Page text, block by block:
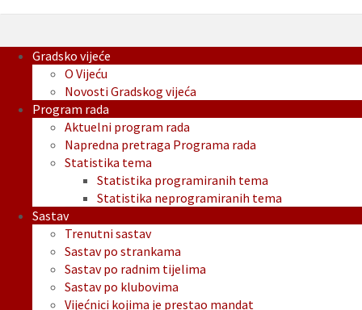
Gradsko vijeće
O Vijeću
Novosti Gradskog vijeća
Program rada
Aktuelni program rada
Napredna pretraga Programa rada
Statistika tema
Statistika programiranih tema
Statistika neprogramiranih tema
Sastav
Trenutni sastav
Sastav po strankama
Sastav po radnim tijelima
Sastav po klubovima
Vijećnici kojima je prestao mandat